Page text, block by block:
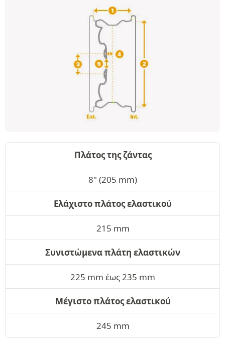
Πλάτος της ζάντας
8" (205 mm)
Ελάχιστο πλάτος ελαστικού
215 mm
Συνιστώμενα πλάτη ελαστικών
225 mm έως 235 mm
Μέγιστο πλάτος ελαστικού
245 mm